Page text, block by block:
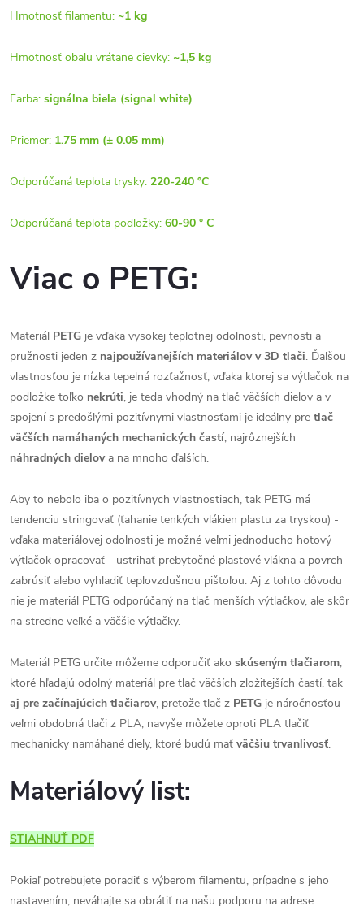
Hmotnosť filamentu: ~1 kg
Hmotnosť obalu vrátane cievky: ~1,5 kg
Farba: signálna biela (signal white)
Priemer: 1.75 mm (± 0.05 mm)
Odporúčaná teplota trysky: 220-240 °C
Odporúčaná teplota podložky: 60-90 ° C
Viac o PETG:
Materiál PETG je vďaka vysokej teplotnej odolnosti, pevnosti a
pružnosti jeden z najpoužívanejších materiálov v 3D tlači. Ďalšou
vlastnosťou je nízka tepelná rozťažnosť, vďaka ktorej sa výtlačok na
podložke toľko nekrúti, je teda vhodný na tlač väčších dielov a v
spojení s predošlými pozitívnymi vlastnosťami je ideálny pre tlač
väčších namáhaných mechanických častí, najrôznejších
náhradných dielova na mnoho ďalších.
Aby to nebolo iba o pozitívnych vlastnostiach, tak PETG má
tendenciu stringovať (ťahanie tenkých vlákien plastu za tryskou) -
vďaka materiálovej odolnosti je možné veľmi jednoducho hotový
výtlačok opracovať - ustrihať prebytočné plastové vlákna a povrch
zabrúsiť alebo vyhladiť teplovzdušnou pištoľou. Aj z tohto dôvodu
nie je materiál PETG odporúčaný na tlač menších výtlačkov, ale skôr
na stredne veľké a väčšie výtlačky.
Materiál PETG určite môžeme odporučiť ako skúseným tlačiarom,
ktoré hľadajú odolný materiál pre tlač väčších zložitejších častí, tak
aj pre začínajúcich tlačiarov, pretože tlač z PETG je náročnosťou
veľmi obdobná tlači z PLA, navyše môžete oproti PLA tlačiť
mechanicky namáhané diely, ktoré budú mať väčšiu trvanlivosť.
Materiálový list:
STIAHNUŤ PDF
Pokiaľ potrebujete poradiť s výberom filamentu, prípadne s jeho
nastavením, neváhajte sa obrátiť na našu podporu na adrese: